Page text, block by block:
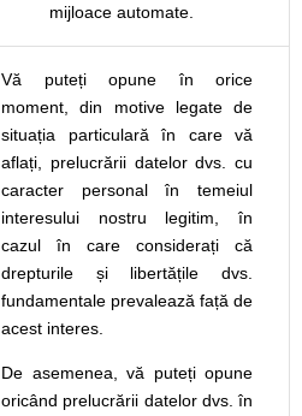
mijloace automate.
Vă puteți opune în orice
moment, din motive legate de
situația particulară în care vă
aflați, prelucrării datelor dvs. cu
caracter personal în temeiul
interesului nostru legitim, în
cazul în care considerați că
drepturile și libertățile dvs.
fundamentale prevalează față de
acest interes.
De asemenea, vă puteți opune
oricând prelucrării datelor dvs. în